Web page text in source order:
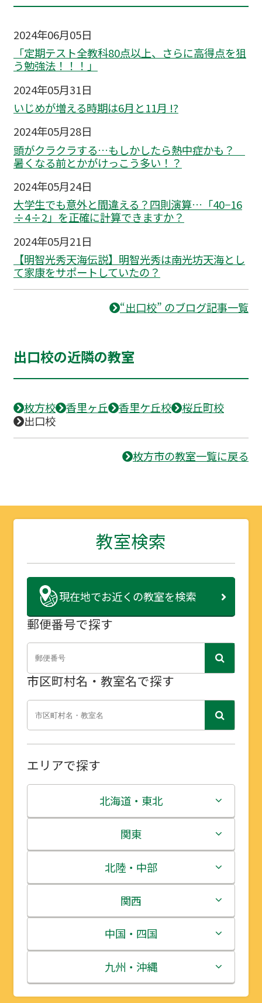
2024年06月05日
「定期テスト全教科80点以上、さらに高得点を狙
う勉強法！！！」
2024年05月31日
いじめが増える時期は6月と11月 !?
2024年05月28日
頭がクラクラする…もしかしたら熱中症かも？
暑くなる前とかがけっこう多い！？
2024年05月24日
大学生でも意外と間違える？四則演算…「40−16
÷4÷2」を正確に計算できますか？
2024年05月21日
【明智光秀天海伝説】明智光秀は南光坊天海とし
て家康をサポートしていたの？
“出口校” のブログ記事一覧
出口校の近隣の教室
枚方校 香里ヶ丘 香里ケ丘校
桜丘町校
出口校
枚方市の教室一覧に戻る
教室検索
現在地でお近くの教室を検索
郵便番号で探す
市区町村名・教室名で探す
エリアで探す
北海道・東北
北海道
青森県
岩手県
宮城県
秋田県
山形県
関東
茨城県
栃木県
群馬県
埼玉県
千葉県
北陸・中部
新潟県
富山県
石川県
福井県
関西
三重県
滋賀県
京都府
中国・四国
鳥取県
島根県
九州・沖縄
福岡県